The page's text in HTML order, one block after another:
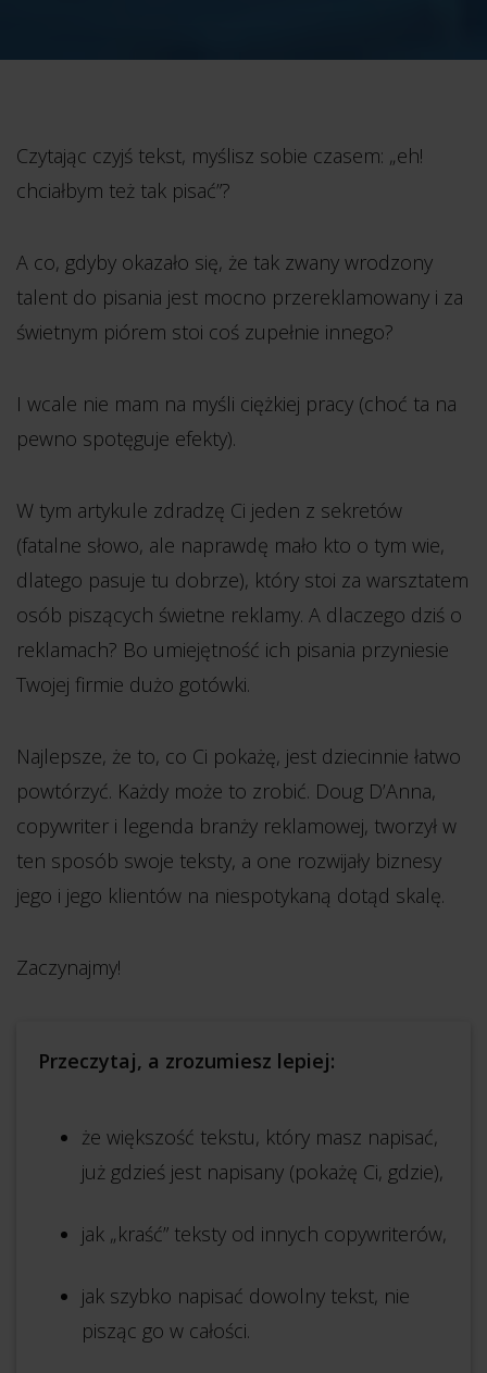
Czytając czyjś tekst, myślisz sobie czasem: „eh!
chciałbym też tak pisać”?
A co, gdyby okazało się, że tak zwany wrodzony
talent do pisania jest mocno przereklamowany i za
świetnym piórem stoi coś zupełnie innego?
I wcale nie mam na myśli ciężkiej pracy (choć ta na
pewno spotęguje efekty).
W tym artykule zdradzę Ci jeden z sekretów
(fatalne słowo, ale naprawdę mało kto o tym wie,
dlatego pasuje tu dobrze), który stoi za warsztatem
osób piszących świetne reklamy. A dlaczego dziś o
reklamach? Bo umiejętność ich pisania przyniesie
Twojej firmie dużo gotówki.
Najlepsze, że to, co Ci pokażę, jest dziecinnie łatwo
powtórzyć. Każdy może to zrobić. Doug D’Anna,
copywriter i legenda branży reklamowej, tworzył w
ten sposób swoje teksty, a one rozwijały biznesy
jego i jego klientów na niespotykaną dotąd skalę.
Zaczynajmy!
Przeczytaj, a zrozumiesz lepiej:
że większość tekstu, który masz napisać,
już gdzieś jest napisany (pokażę Ci, gdzie),
jak „kraść” teksty od innych copywriterów,
jak szybko napisać dowolny tekst, nie
pisząc go w całości.